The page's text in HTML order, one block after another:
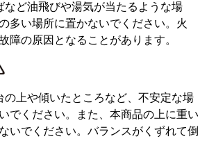
など油飛びや湯気が当たるような場
多い場所に置かないでください。火
障の原因となることがあります。
の上や傾いたところなど、不安定な場
でください。また、本商品の上に重い
いでください。バランスがくずれて倒